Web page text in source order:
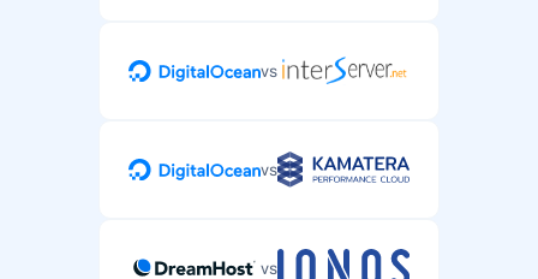
vs
vs
vs